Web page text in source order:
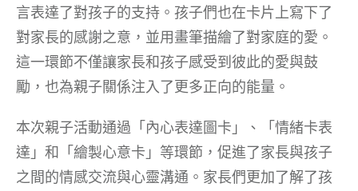
言表達了對孩子的支持。孩子們也在卡片上寫下了
對家長的感謝之意，並用畫筆描繪了對家庭的愛。
這一環節不僅讓家長和孩子感受到彼此的愛與鼓
勵，也為親子關係注入了更多正向的能量。
本次親子活動通過「內心表達圖卡」、「情緒卡表
達」和「繪製心意卡」等環節，促進了家長與孩子
之間的情感交流與心靈溝通。家長們更加了解了孩